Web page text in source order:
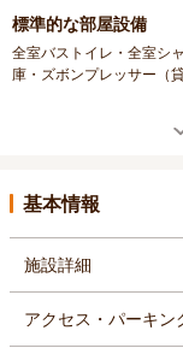
イーンサイズベッド。
標準的な部屋設備
全室バストイレ・全室シ
庫・ズボンプレッサー（
基本情報
施設詳細
アクセス・パーキン